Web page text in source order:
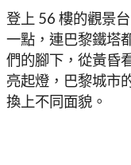
登上 56 樓的觀景
一點，連巴黎鐵塔
們的腳下，從黃昏
亮起燈，巴黎城市
換上不同面貌。